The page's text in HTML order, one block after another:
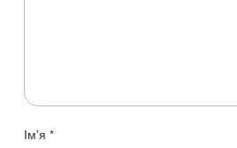
Ім'я*